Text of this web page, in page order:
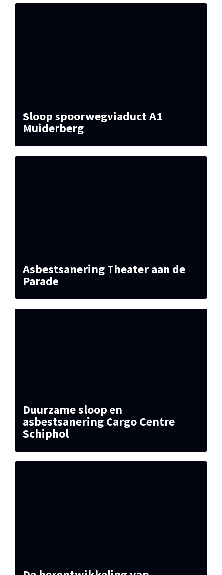
Sloop spoorwegviaduct A1
Muiderberg
Asbestsanering Theater aan de
Parade
Duurzame sloop en
asbestsanering Cargo Centre
Schiphol